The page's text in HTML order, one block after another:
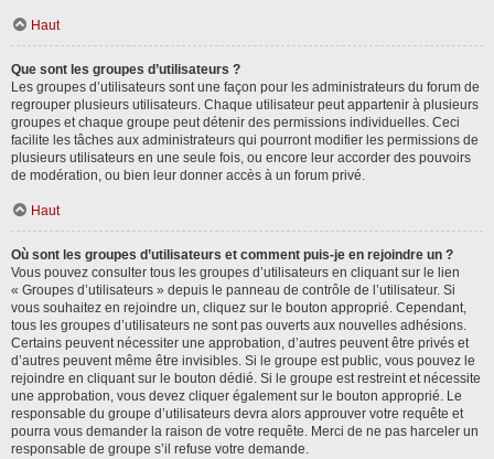
Haut
Que sont les groupes d’utilisateurs ?
Les groupes d’utilisateurs sont une façon pour les administrateurs du forum de
regrouper plusieurs utilisateurs. Chaque utilisateur peut appartenir à plusieurs
groupes et chaque groupe peut détenir des permissions individuelles. Ceci
facilite les tâches aux administrateurs qui pourront modifier les permissions de
plusieurs utilisateurs en une seule fois, ou encore leur accorder des pouvoirs
de modération, ou bien leur donner accès à un forum privé.
Haut
Où sont les groupes d’utilisateurs et comment puis-je en rejoindre un ?
Vous pouvez consulter tous les groupes d’utilisateurs en cliquant sur le lien
« Groupes d’utilisateurs » depuis le panneau de contrôle de l’utilisateur. Si
vous souhaitez en rejoindre un, cliquez sur le bouton approprié. Cependant,
tous les groupes d’utilisateurs ne sont pas ouverts aux nouvelles adhésions.
Certains peuvent nécessiter une approbation, d’autres peuvent être privés et
d’autres peuvent même être invisibles. Si le groupe est public, vous pouvez le
rejoindre en cliquant sur le bouton dédié. Si le groupe est restreint et nécessite
une approbation, vous devez cliquer également sur le bouton approprié. Le
responsable du groupe d’utilisateurs devra alors approuver votre requête et
pourra vous demander la raison de votre requête. Merci de ne pas harceler un
responsable de groupe s’il refuse votre demande.